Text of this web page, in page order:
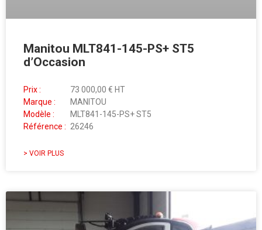
Manitou MLT841-145-PS+ ST5
d’Occasion
Prix :
73 000,00 € HT
Marque :
MANITOU
Modèle :
MLT841-145-PS+ ST5
Référence : 26246
> VOIR PLUS